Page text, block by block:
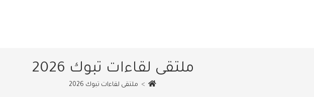
ملتقى لقاءات تبوك 2026
> ملتقى لقاءات تبوك 2026